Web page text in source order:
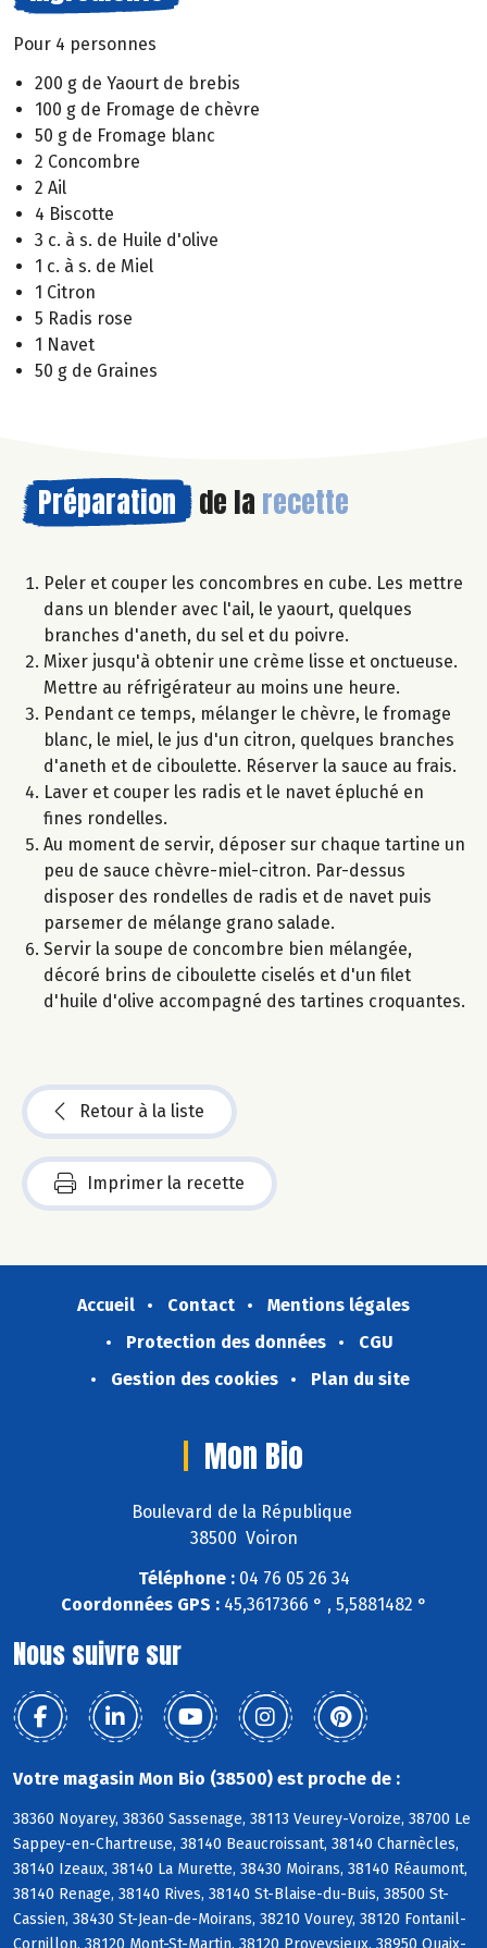
Pour 4 personnes
200 g de Yaourt de brebis
100 g de Fromage de chèvre
50 g de Fromage blanc
2 Concombre
2 Ail
4 Biscotte
3 c. à s. de Huile d'olive
1 c. à s. de Miel
1 Citron
5 Radis rose
1 Navet
50 g de Graines
Préparation de la recette
Peler et couper les concombres en cube. Les mettre
dans un blender avec l'ail, le yaourt, quelques
branches d'aneth, du sel et du poivre.
Mixer jusqu'à obtenir une crème lisse et onctueuse.
Mettre au réfrigérateur au moins une heure.
Pendant ce temps, mélanger le chèvre, le fromage
blanc, le miel, le jus d'un citron, quelques branches
d'aneth et de ciboulette. Réserver la sauce au frais.
Laver et couper les radis et le navet épluché en
fines rondelles.
Au moment de servir, déposer sur chaque tartine un
peu de sauce chèvre-miel-citron. Par-dessus
disposer des rondelles de radis et de navet puis
parsemer de mélange grano salade.
Servir la soupe de concombre bien mélangée,
décoré brins de ciboulette ciselés et d'un filet
d'huile d'olive accompagné des tartines croquantes.
Retour à la liste
Imprimer la recette
Accueil Contact
Mentions légales
Protection des données
CGU
Gestion des cookies
Plan du site
Mon Bio
Boulevard de la République
38500 Voiron
Téléphone :04 76 05 26 34
Coordonnées GPS :45,3617366 ° , 5,5881482 °
Nous suivre sur
Votre magasin Mon Bio (38500) est proche de :
38360 Noyarey, 38360 Sassenage, 38113 Veurey-Voroize, 38700 Le
Sappey-en-Chartreuse, 38140 Beaucroissant, 38140 Charnècles,
38140 Izeaux, 38140 La Murette, 38430 Moirans, 38140 Réaumont,
38140 Renage, 38140 Rives, 38140 St-Blaise-du-Buis, 38500 St-
Cassien, 38430 St-Jean-de-Moirans, 38210 Vourey, 38120 Fontanil-
Cornillon, 38120 Mont-St-Martin, 38120 Proveysieux, 38950 Quaix-